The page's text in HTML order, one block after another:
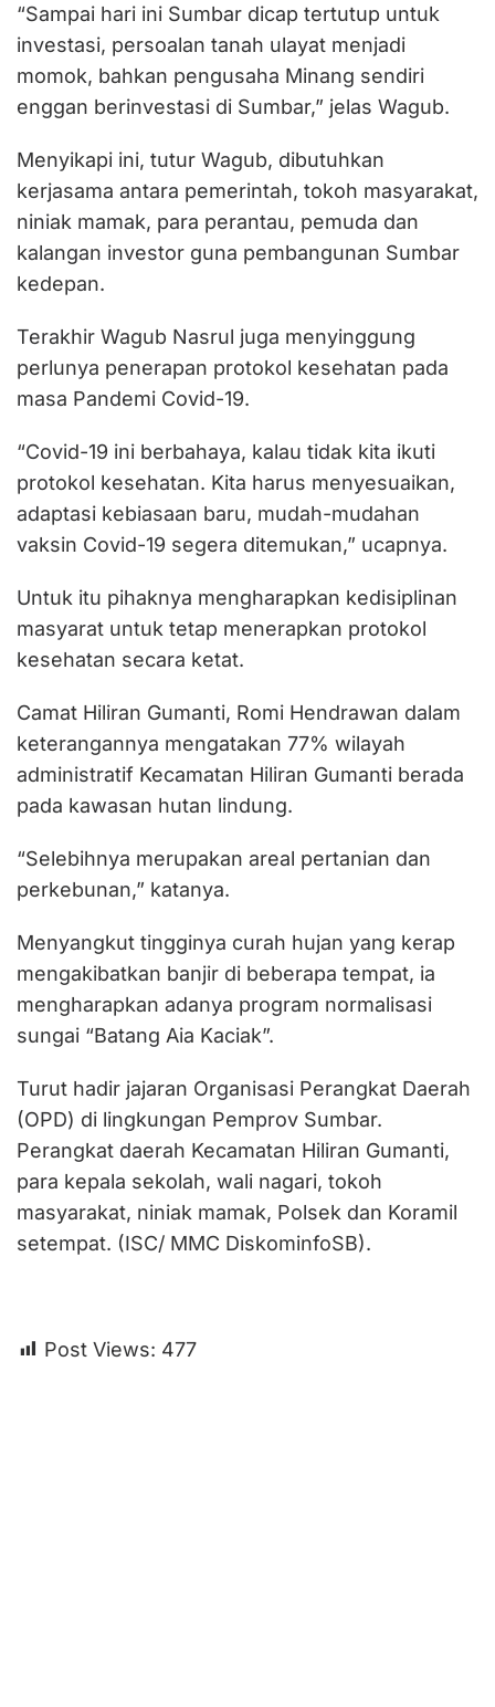
“Sampai hari ini Sumbar dicap tertutup untuk
investasi, persoalan tanah ulayat menjadi
momok, bahkan pengusaha Minang sendiri
enggan berinvestasi di Sumbar,” jelas Wagub.
Menyikapi ini, tutur Wagub, dibutuhkan
kerjasama antara pemerintah, tokoh masyarakat,
niniak mamak, para perantau, pemuda dan
kalangan investor guna pembangunan Sumbar
kedepan.
Terakhir Wagub Nasrul juga menyinggung
perlunya penerapan protokol kesehatan pada
masa Pandemi Covid-19.
“Covid-19 ini berbahaya, kalau tidak kita ikuti
protokol kesehatan. Kita harus menyesuaikan,
adaptasi kebiasaan baru, mudah-mudahan
vaksin Covid-19 segera ditemukan,” ucapnya.
Untuk itu pihaknya mengharapkan kedisiplinan
masyarat untuk tetap menerapkan protokol
kesehatan secara ketat.
Camat Hiliran Gumanti, Romi Hendrawan dalam
keterangannya mengatakan 77% wilayah
administratif Kecamatan Hiliran Gumanti berada
pada kawasan hutan lindung.
“Selebihnya merupakan areal pertanian dan
perkebunan,” katanya.
Menyangkut tingginya curah hujan yang kerap
mengakibatkan banjir di beberapa tempat, ia
mengharapkan adanya program normalisasi
sungai “Batang Aia Kaciak”.
Turut hadir jajaran Organisasi Perangkat Daerah
(OPD) di lingkungan Pemprov Sumbar.
Perangkat daerah Kecamatan Hiliran Gumanti,
para kepala sekolah, wali nagari, tokoh
masyarakat, niniak mamak, Polsek dan Koramil
setempat. (ISC/ MMC DiskominfoSB).
Post Views: 477